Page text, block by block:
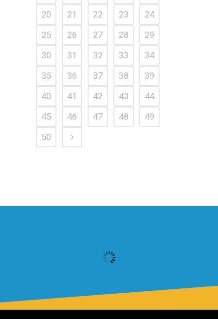
20
21 22 23
24
25
26 27 28
29
30
31 32 33
34
35
36 37 38
39
40
41 42 43
44
45
46 47 48
49
50